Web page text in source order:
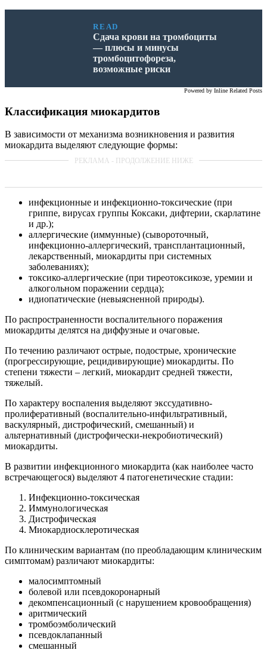
READ
Сдача крови на тромбоциты
— плюсы и минусы
тромбоцитофореза,
возможные риски
Powered by Inline Related Posts
Классификация миокардитов
В зависимости от механизма возникновения и развития
миокардита выделяют следующие формы:
инфекционные и инфекционно-токсические (при
гриппе, вирусах группы Коксаки, дифтерии, скарлатине
и др.);
аллергические (иммунные) (сывороточный,
инфекционно-аллергический, трансплантационный,
лекарственный, миокардиты при системных
заболеваниях);
токсико-аллергические (при тиреотоксикозе, уремии и
алкогольном поражении сердца);
идиопатические (невыясненной природы).
По распространенности воспалительного поражения
миокардиты делятся на диффузные и очаговые.
По течению различают острые, подострые, хронические
(прогрессирующие, рецидивирующие) миокардиты. По
степени тяжести – легкий, миокардит средней тяжести,
тяжелый.
По характеру воспаления выделяют экссудативно-
пролиферативный (воспалительно-инфильтративный,
васкулярный, дистрофический, смешанный) и
альтернативный (дистрофически-некробиотический)
миокардиты.
В развитии инфекционного миокардита (как наиболее часто
встречающегося) выделяют 4 патогенетические стадии:
Инфекционно-токсическая
Иммунологическая
Дистрофическая
Миокардиосклеротическая
По клиническим вариантам (по преобладающим клиническим
симптомам) различают миокардиты:
малосимптомный
болевой или псевдокоронарный
декомпенсационный (с нарушением кровообращения)
аритмический
тромбоэмболический
псевдоклапанный
смешанный